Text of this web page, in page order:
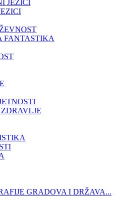
JEZICI
FANTASTIKA
GRADOVA I DRŽAVA...